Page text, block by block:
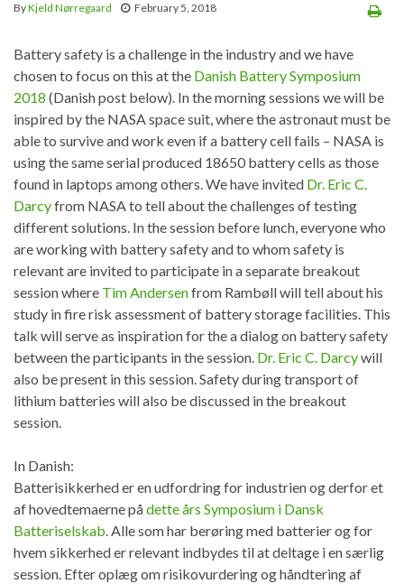
ByKjeld Nørregaard February 5, 2018
Battery safety is a challenge in the industry and we have
chosen to focus on this at the Danish Battery Symposium
2018 (Danish post below). In the morning sessions we will be
inspired by the NASA space suit, where the astronaut must be
able to survive and work even if a battery cell fails – NASA is
using the same serial produced 18650 battery cells as those
found in laptops among others. We have invited Dr. Eric C.
Darcyfrom NASA to tell about the challenges of testing
different solutions. In the session before lunch, everyone who
are working with battery safety and to whom safety is
relevant are invited to participate in a separate breakout
session where Tim Andersenfrom Rambøll will tell about his
study in fire risk assessment of battery storage facilities. This
talk will serve as inspiration for the a dialog on battery safety
between the participants in the session. Dr. Eric C. Darcywill
also be present in this session. Safety during transport of
lithium batteries will also be discussed in the breakout
session.
In Danish:
Batterisikkerhed er en udfordring for industrien og derfor et
af hovedtemaerne pådette års Symposium i Dansk
Batteriselskab. Alle som har berøring med batterier og for
hvem sikkerhed er relevant indbydes til at deltage i en særlig
session. Efter oplæg om risikovurdering og håndtering af